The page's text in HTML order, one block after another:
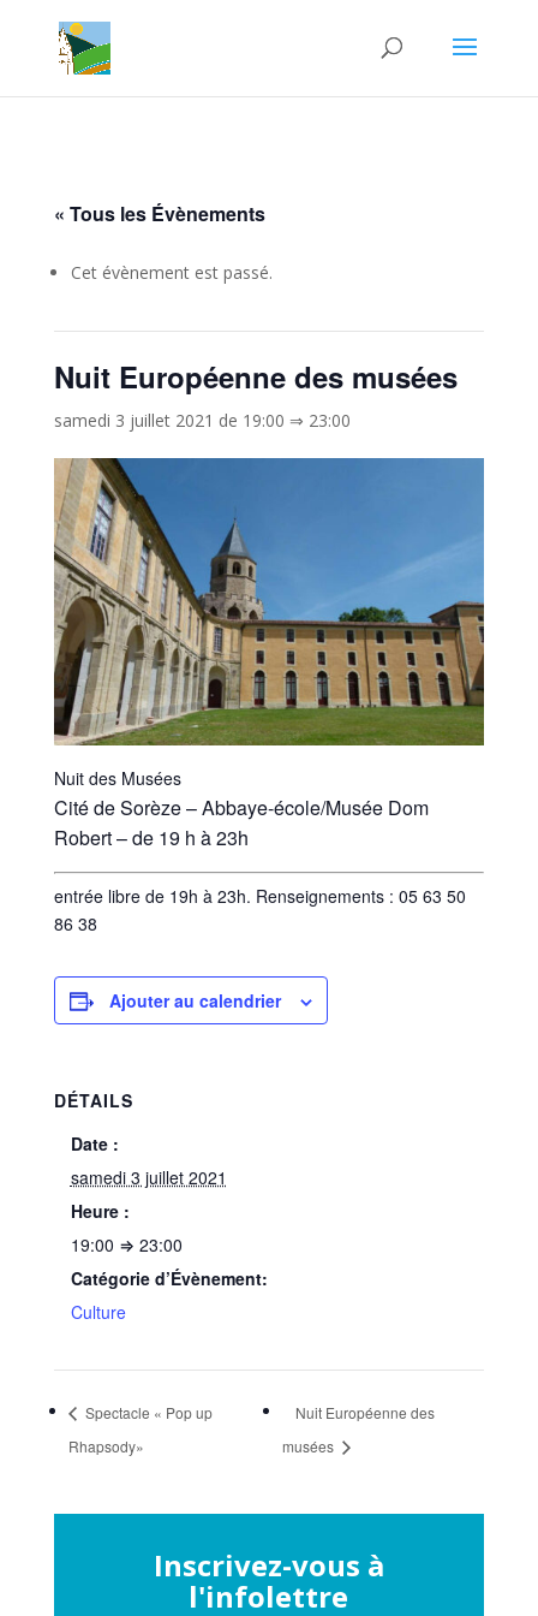
« Tous les Évènements
Cet évènement est passé.
Nuit Européenne des musées
samedi 3 juillet 2021 de 19:00 ⇒ 23:00
Nuit des Musées
Cité de Sorèze – Abbaye-école/Musée Dom
Robert – de 19 h à 23h
entrée libre de 19h à 23h. Renseignements : 05 63 50
86 38
Ajouter au calendrier
DÉTAILS
Date :
samedi 3 juillet 2021
Heure :
19:00 ⇒ 23:00
Catégorie d’Évènement:
Culture
Spectacle « Pop up
Rhapsody»
Nuit Européenne des
musées
Inscrivez-vous à
l'infolettre